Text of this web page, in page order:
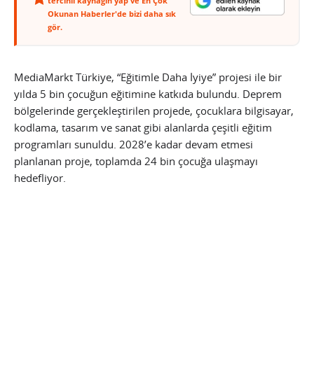
Okunan Haberler'de bizi daha sık
gör.
MediaMarkt Türkiye, “Eğitimle Daha İyiye” projesi ile bir
yılda 5 bin çocuğun eğitimine katkıda bulundu. Deprem
bölgelerinde gerçekleştirilen projede, çocuklara bilgisayar,
kodlama, tasarım ve sanat gibi alanlarda çeşitli eğitim
programları sunuldu. 2028’e kadar devam etmesi
planlanan proje, toplamda 24 bin çocuğa ulaşmayı
hedefliyor.